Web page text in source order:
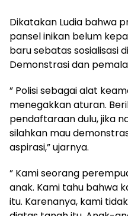
Dikatakan Ludia bahwa
pansel inikan belum
baru sebatas sosialisasi
Demonstrasi dan
” Polisi sebagai alat
menegakkan aturan.
pendaftaraan dulu, jika
silahkan mau
aspirasi,” ujarnya.
” Kami seorang
anak. Kami tahu bahwa
itu. Karenanya, kami